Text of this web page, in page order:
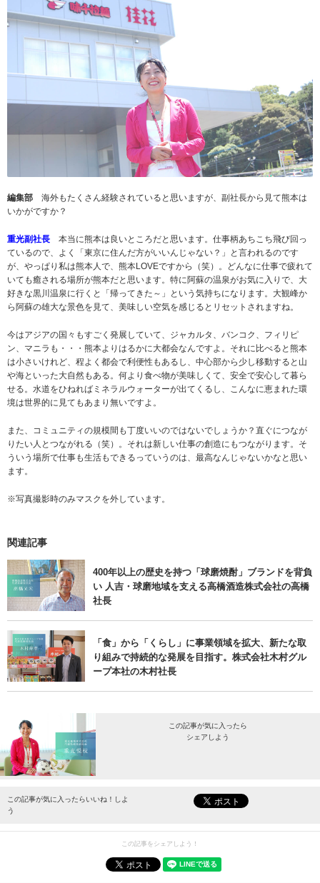
編集部 海外もたくさん経験されていると思いますが、副社長から見て熊本は
いかがですか？
重光副社長 本当に熊本は良いところだと思います。仕事柄あちこち飛び回っ
ているので、よく「東京に住んだ方がいいんじゃない？」と言われるのです
が、やっぱり私は熊本人で、熊本LOVEですから（笑）。どんなに仕事で疲れて
いても癒される場所が熊本だと思います。特に阿蘇の温泉がお気に入りで、大
好きな黒川温泉に行くと「帰ってきた～」という気持ちになります。大観峰か
ら阿蘇の雄大な景色を見て、美味しい空気を感じるとリセットされますね。
今はアジアの国々もすごく発展していて、ジャカルタ、バンコク、フィリピ
ン、マニラも・・・熊本よりはるかに大都会なんですよ。それに比べると熊本
は小さいけれど、程よく都会で利便性もあるし、中心部から少し移動すると山
や海といった大自然もある。何より食べ物が美味しくて、安全で安心して暮ら
せる。水道をひねればミネラルウォーターが出てくるし、こんなに恵まれた環
境は世界的に見てもあまり無いですよ。
また、コミュニティの規模間も丁度いいのではないでしょうか？直ぐにつなが
りたい人とつながれる（笑）。それは新しい仕事の創造にもつながります。そ
ういう場所で仕事も生活もできるっていうのは、最高なんじゃないかなと思い
ます。
※写真撮影時のみマスクを外しています。
関連記事
400年以上の歴史を持つ「球磨焼酎」ブランドを背負
い 人吉・球磨地域を支える高橋酒造株式会社の高橋
社長
「食」から「くらし」に事業領域を拡大、新たな取
り組みで持続的な発展を目指す。株式会社木村グル
ープ本社の木村社長
この記事が気に入ったら
シェアしよう
最新情報をお届けします。
この記事が気に入ったらいいね！しよ
う
この記事をシェアしよう！